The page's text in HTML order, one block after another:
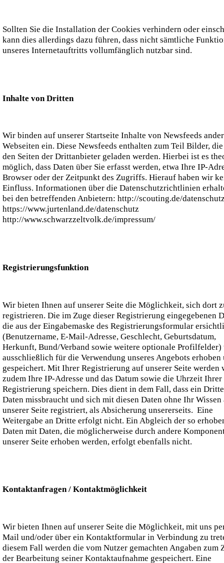
Sollten Sie die Installation der Cookies verhindern oder
kann dies allerdings dazu führen, dass nicht sämtliche
unseres Internetauftritts vollumfänglich nutzbar sind.
Inhalte von Dritten
Wir binden auf unserer Startseite Inhalte von Newsfeeds
Webseiten ein. Diese Newsfeeds enthalten zum Teil Bilder,
den Seiten der Drittanbieter geladen werden. Hierbei ist es
möglich, dass Daten über Sie erfasst werden, etwa Ihre IP-
Browser oder der Zeitpunkt des Zugriffs. Hierauf haben wir
Einfluss. Informationen über die Datenschutzrichtlinien
bei den betreffenden Anbietern: http://scouting.de/
https://www.jurtenland.de/datenschutz
http://www.schwarzzeltvolk.de/impressum/
Registrierungsfunktion
Wir bieten Ihnen auf unserer Seite die Möglichkeit, sich dort
registrieren. Die im Zuge dieser Registrierung eingegebenen
die aus der Eingabemaske des Registrierungsformular
(Benutzername, E-Mail-Adresse, Geschlecht, Geburtsdatum,
Herkunft, Bund/Verband sowie weitere optionale Profilfelder)
ausschließlich für die Verwendung unseres Angebots erhoben
gespeichert. Mit Ihrer Registrierung auf unserer Seite werden
zudem Ihre IP-Adresse und das Datum sowie die Uhrzeit Ihrer
Registrierung speichern. Dies dient in dem Fall, dass ein
Daten missbraucht und sich mit diesen Daten ohne Ihr Wissen
unserer Seite registriert, als Absicherung unsererseits. Eine
Weitergabe an Dritte erfolgt nicht. Ein Abgleich der so
Daten mit Daten, die möglicherweise durch andere
unserer Seite erhoben werden, erfolgt ebenfalls nicht.
Kontaktanfragen / Kontaktmöglichkeit
Wir bieten Ihnen auf unserer Seite die Möglichkeit, mit uns
Mail und/oder über ein Kontaktformular in Verbindung zu
diesem Fall werden die vom Nutzer gemachten Angaben zum
der Bearbeitung seiner Kontaktaufnahme gespeichert. Eine